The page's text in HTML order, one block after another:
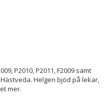
P2010, P2011, F2009 samt
Helgen bjöd på lekar,
mer.